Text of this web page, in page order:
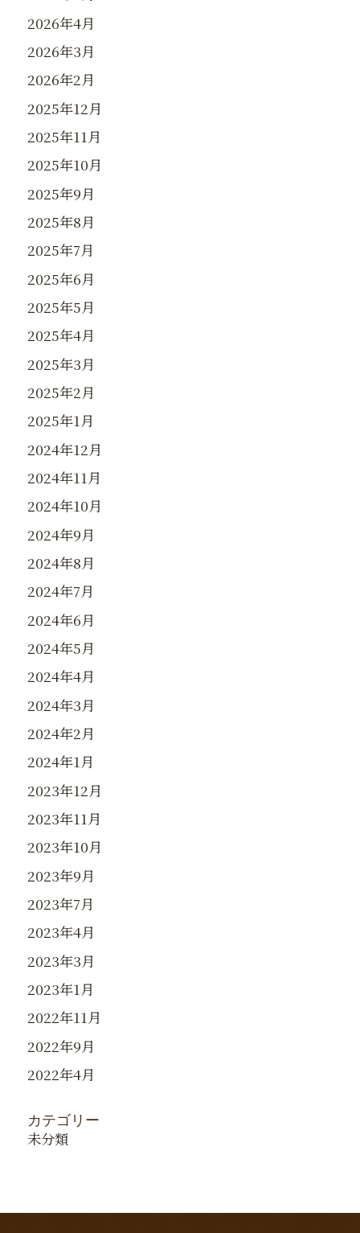
2026年4月
2026年3月
2026年2月
2025年12月
2025年11月
2025年10月
2025年9月
2025年8月
2025年7月
2025年6月
2025年5月
2025年4月
2025年3月
2025年2月
2025年1月
2024年12月
2024年11月
2024年10月
2024年9月
2024年8月
2024年7月
2024年6月
2024年5月
2024年4月
2024年3月
2024年2月
2024年1月
2023年12月
2023年11月
2023年10月
2023年9月
2023年7月
2023年4月
2023年3月
2023年1月
2022年11月
2022年9月
2022年4月
カテゴリー
未分類